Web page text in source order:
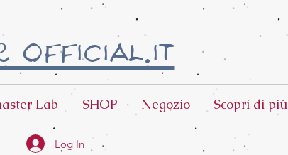
official.it
Lab SHOP Negozio Scopri di più
Log In